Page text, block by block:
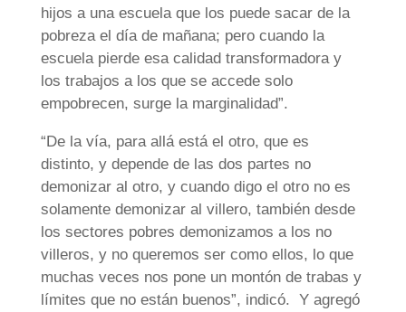
hijos a una escuela que los puede sacar de la
pobreza el día de mañana; pero cuando la
escuela pierde esa calidad transformadora y
los trabajos a los que se accede solo
empobrecen, surge la marginalidad”.
“De la vía, para allá está el otro, que es
distinto, y depende de las dos partes no
demonizar al otro, y cuando digo el otro no es
solamente demonizar al villero, también desde
los sectores pobres demonizamos a los no
villeros, y no queremos ser como ellos, lo que
muchas veces nos pone un montón de trabas y
límites que no están buenos”, indicó. Y agregó